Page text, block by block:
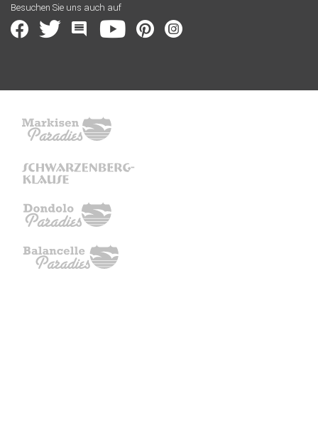
Besuchen Sie uns auch auf